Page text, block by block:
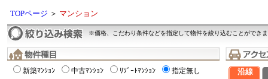
TOPページ ＞ マンション
※価格、こだわり条件などを指定して物件を絞り込むことができ
新築ﾏﾝｼｮﾝ 中古ﾏﾝｼｮﾝ ﾘｿﾞｰﾄﾏﾝｼｮﾝ 指定無し 沿線